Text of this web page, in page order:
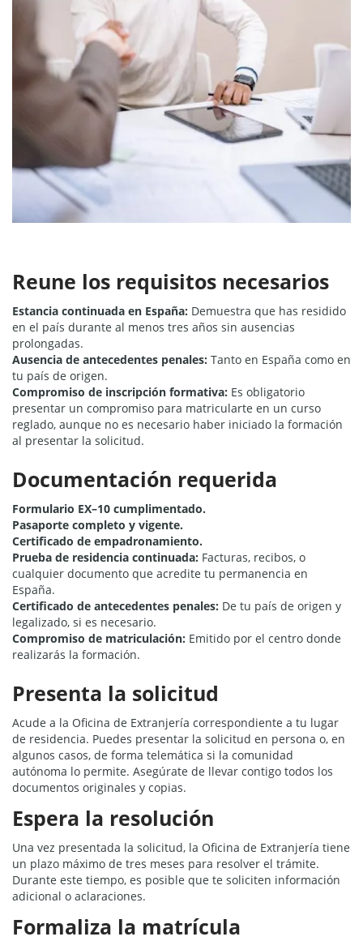
Reune los requisitos necesarios
Estancia continuada en España: Demuestra que has residido
en el país durante al menos tres años sin ausencias
prolongadas.
Ausencia de antecedentes penales: Tanto en España como en
tu país de origen.
Compromiso de inscripción formativa: Es obligatorio
presentar un compromiso para matricularte en un curso
reglado, aunque no es necesario haber iniciado la formación
al presentar la solicitud.
Documentación requerida
Formulario EX–10 cumplimentado.
Pasaporte completo y vigente.
Certificado de empadronamiento.
Prueba de residencia continuada: Facturas, recibos, o
cualquier documento que acredite tu permanencia en
España.
Certificado de antecedentes penales: De tu país de origen y
legalizado, si es necesario.
Compromiso de matriculación: Emitido por el centro donde
realizarás la formación.
Presenta la solicitud
Acude a la Oficina de Extranjería correspondiente a tu lugar
de residencia. Puedes presentar la solicitud en persona o, en
algunos casos, de forma telemática si la comunidad
autónoma lo permite. Asegúrate de llevar contigo todos los
documentos originales y copias.
Espera la resolución
Una vez presentada la solicitud, la Oficina de Extranjería tiene
un plazo máximo de tres meses para resolver el trámite.
Durante este tiempo, es posible que te soliciten información
adicional o aclaraciones.
Formaliza la matrícula